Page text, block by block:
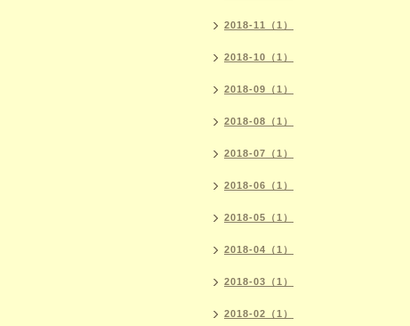
2018-11（1）
2018-10（1）
2018-09（1）
2018-08（1）
2018-07（1）
2018-06（1）
2018-05（1）
2018-04（1）
2018-03（1）
2018-02（1）